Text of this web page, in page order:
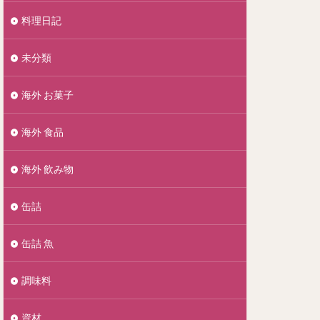
料理日記
未分類
海外 お菓子
海外 食品
海外 飲み物
缶詰
缶詰 魚
調味料
資材